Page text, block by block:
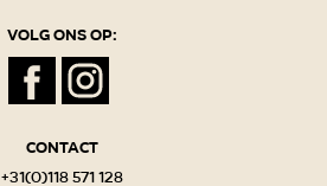
Volg ons op:
Contact
+31(0)118 571 128